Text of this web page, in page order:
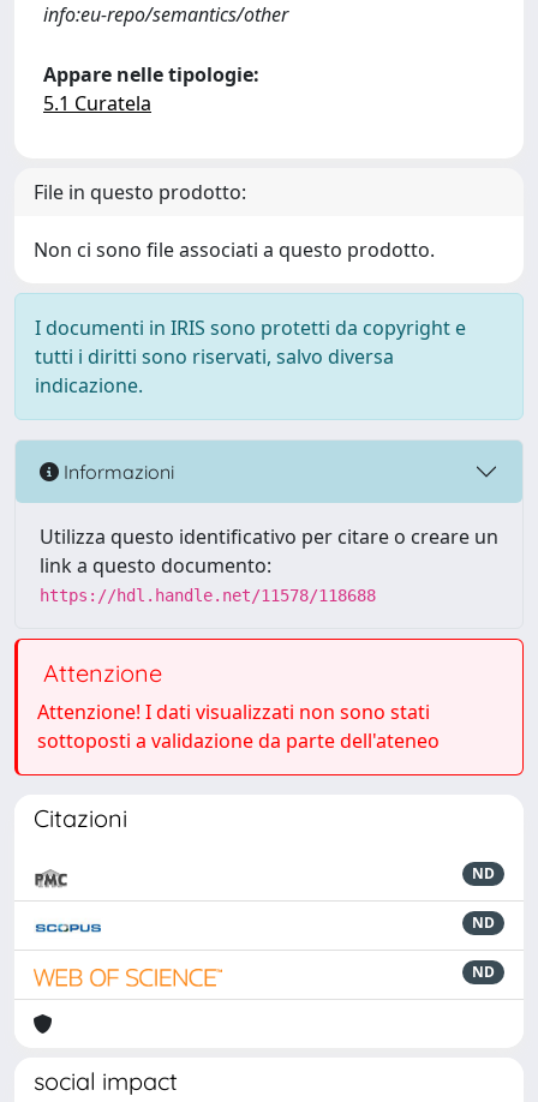
info:eu-repo/semantics/other
Appare nelle tipologie:
5.1 Curatela
File in questo prodotto:
Non ci sono file associati a questo prodotto.
I documenti in IRIS sono protetti da copyright e
tutti i diritti sono riservati, salvo diversa
indicazione.
Informazioni
Utilizza questo identificativo per citare o creare un
link a questo documento:
https://hdl.handle.net/11578/118688
Attenzione
Attenzione! I dati visualizzati non sono stati
sottoposti a validazione da parte dell'ateneo
Citazioni
ND
ND
ND
social impact